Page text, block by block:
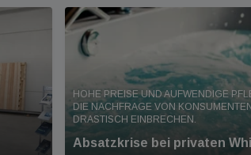
HOHE PREISE UND AUFWENDIGE
DIE NACHFRAGE VON KONSUMENTEN
DRASTISCH EINBRECHEN.
Absatzkrise bei privaten